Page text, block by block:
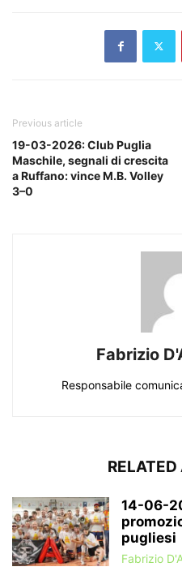
Previous article
19-03-2026: Club Puglia
Maschile, segnali di crescita
a Ruffano: vince M.B. Volley
3–0
Fabrizio
Responsabile
14-06-
pugliesi
Fabrizio